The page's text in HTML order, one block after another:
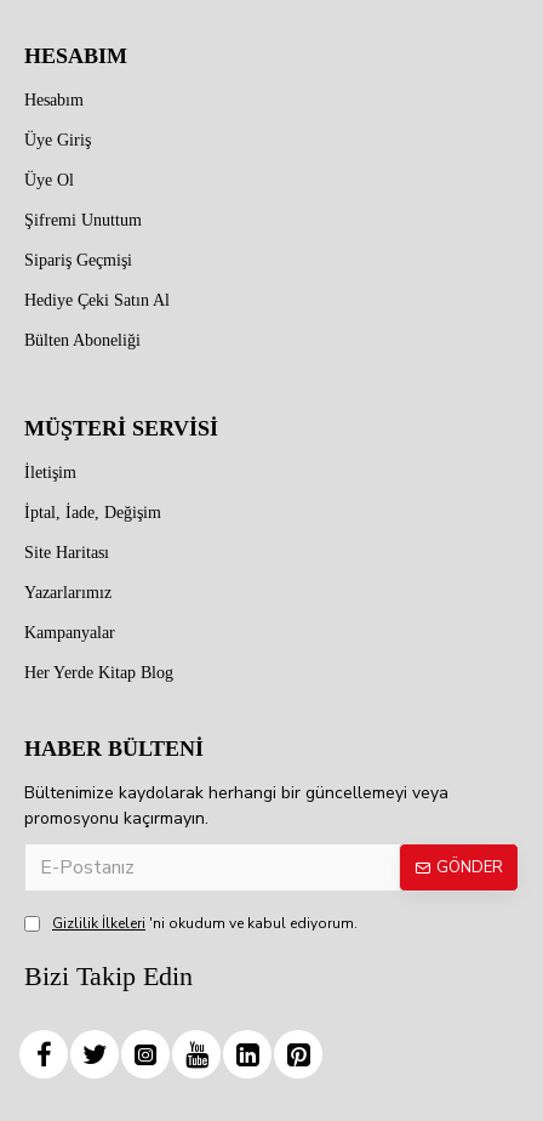
HESABIM
Hesabım
Üye Giriş
Üye Ol
Şifremi Unuttum
Sipariş Geçmişi
Hediye Çeki Satın Al
Bülten Aboneliği
MÜŞTERİ SERVİSİ
İletişim
İptal, İade, Değişim
Site Haritası
Yazarlarımız
Kampanyalar
Her Yerde Kitap Blog
HABER BÜLTENİ
Bültenimize kaydolarak herhangi bir güncellemeyi veya
promosyonu kaçırmayın.
GÖNDER
Gizlilik İlkeleri 'ni okudum ve kabul ediyorum.
Bizi Takip Edin